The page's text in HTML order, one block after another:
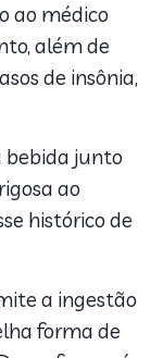
ao médico
além de
de insônia,
bebida junto
ao
histórico de
a ingestão
forma de